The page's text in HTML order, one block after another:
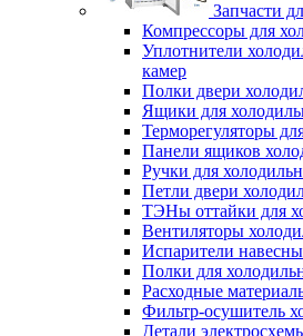
Запчасти
Компрессоры для
Уплотнители
камер
Полки двери
Ящики для
Терморегуляторы
Панели ящиков
Ручки для
Петли двери
ТЭНы оттайки для
Вентиляторы
Испарители
Полки для
Расходные
Фильтр-осушитель
Детали